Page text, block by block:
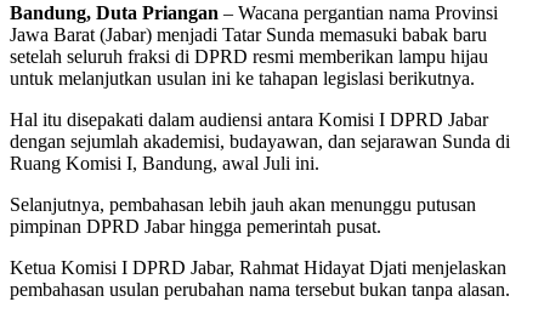
Bandung, Duta Priangan – Wacana pergantian nama Provinsi
Jawa Barat (Jabar) menjadi Tatar Sunda memasuki babak baru
setelah seluruh fraksi di DPRD resmi memberikan lampu hijau
untuk melanjutkan usulan ini ke tahapan legislasi berikutnya.
Hal itu disepakati dalam audiensi antara Komisi I DPRD Jabar
dengan sejumlah akademisi, budayawan, dan sejarawan Sunda di
Ruang Komisi I, Bandung, awal Juli ini.
Selanjutnya, pembahasan lebih jauh akan menunggu putusan
pimpinan DPRD Jabar hingga pemerintah pusat.
Ketua Komisi I DPRD Jabar, Rahmat Hidayat Djati menjelaskan
pembahasan usulan perubahan nama tersebut bukan tanpa alasan.